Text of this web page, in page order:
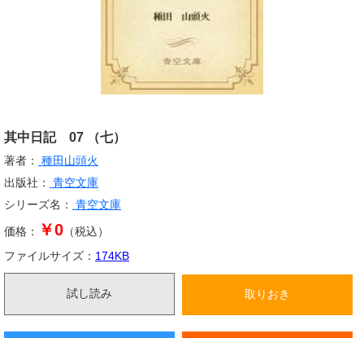
其中日記 07 （七）
著者：
種田山頭火
出版社：
青空文庫
シリーズ名：
青空文庫
価格： ￥0 （税込）
ファイルサイズ： 174KB
試し読み 取りおき